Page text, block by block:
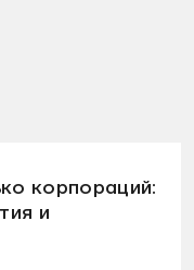
корпораций:
и